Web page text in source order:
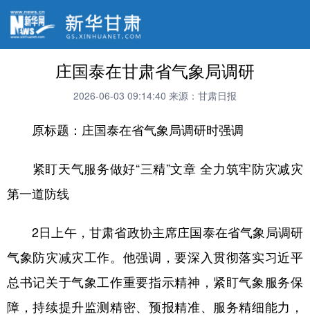
庄国泰在甘肃省气象局调研
2026-06-03 09:14:40 来源：甘肃日报
原标题：庄国泰在省气象局调研时强调
紧盯天气服务做好“三精”文章 全力筑牢防灾减灾
第一道防线
2日上午，甘肃省政协主席庄国泰在省气象局调研
气象防灾减灾工作。他强调，要深入贯彻落实习近平
总书记关于气象工作重要指示精神，紧盯气象服务保
障，持续提升监测精密、预报精准、服务精细能力，